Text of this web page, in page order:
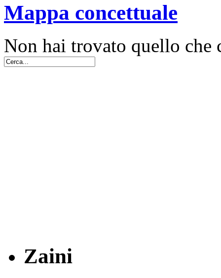
Mappa concettuale
Non hai trovato quello che
Zaini